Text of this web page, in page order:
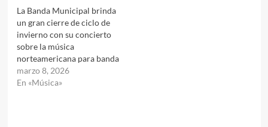
La Banda Municipal brinda
un gran cierre de ciclo de
invierno con su concierto
sobre la música
norteamericana para banda
marzo 8, 2026
En «Música»